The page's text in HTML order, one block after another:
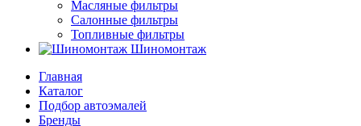
Масляные фильтры
Салонные фильтры
Топливные фильтры
Шиномонтаж
Главная
Каталог
Подбор автоэмалей
Бренды